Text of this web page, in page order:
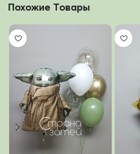
Похожие Товары